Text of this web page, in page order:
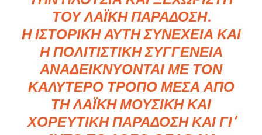
ΤΟΥ ΛΑΪΚΉ ΠΑΡΆΔΟΣΗ.
Η ΙΣΤΟΡΙΚΉ ΑΥΤΉ ΣΥΝΈΧΕΙΑ ΚΑΙ
Η ΠΟΛΙΤΙΣΤΙΚΉ ΣΥΓΓΈΝΕΙΑ
ΑΝΑΔΕΙΚΝΎΟΝΤΑΙ ΜΕ ΤΟΝ
ΚΑΛΎΤΕΡΟ ΤΡΌΠΟ ΜΈΣΑ ΑΠΌ
ΤΗ ΛΑΪΚΉ ΜΟΥΣΙΚΉ ΚΑΙ
ΧΟΡΕΥΤΙΚΉ ΠΑΡΆΔΟΣΗ ΚΑΙ ΓΙ’